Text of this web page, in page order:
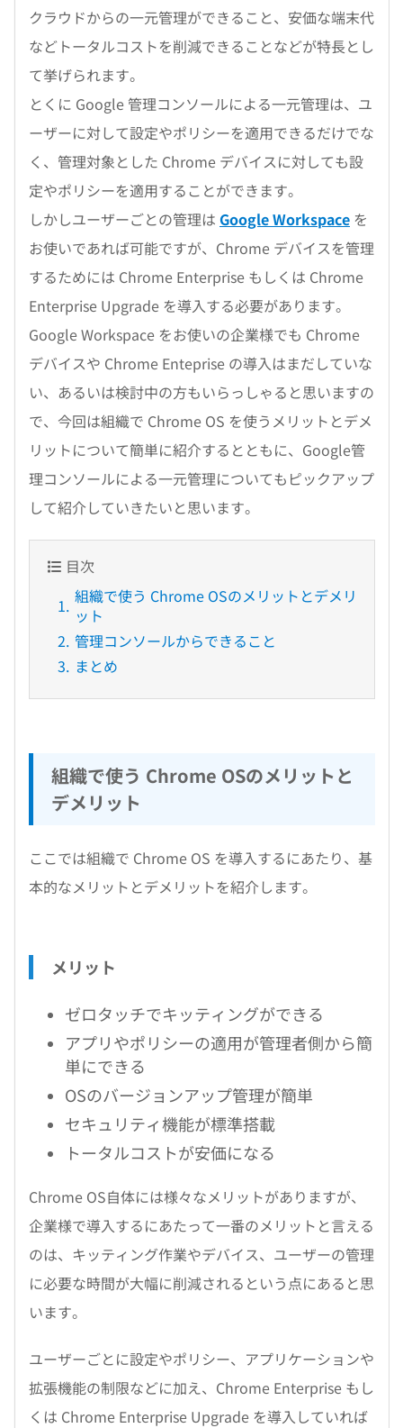
クラウドからの一元管理ができること、安価な端末代
などトータルコストを削減できることなどが特長とし
て挙げられます。
とくに Google 管理コンソールによる一元管理は、ユ
ーザーに対して設定やポリシーを適用できるだけでな
く、管理対象とした Chrome デバイスに対しても設
定やポリシーを適用することができます。
しかしユーザーごとの管理は Google Workspace を
お使いであれば可能ですが、Chrome デバイスを管理
するためには Chrome Enterprise もしくは Chrome
Enterprise Upgrade を導入する必要があります。
Google Workspace をお使いの企業様でも Chrome
デバイスや Chrome Enteprise の導入はまだしていな
い、あるいは検討中の方もいらっしゃると思いますの
で、今回は組織で Chrome OS を使うメリットとデメ
リットについて簡単に紹介するとともに、Google管
理コンソールによる一元管理についてもピックアップ
して紹介していきたいと思います。
目次
組織で使う Chrome OSのメリットとデメリ
ット
管理コンソールからできること
まとめ
組織で使う Chrome OSのメリットと
デメリット
ここでは組織で Chrome OS を導入するにあたり、基
本的なメリットとデメリットを紹介します。
メリット
ゼロタッチでキッティングができる
アプリやポリシーの適用が管理者側から簡
単にできる
OSのバージョンアップ管理が簡単
セキュリティ機能が標準搭載
トータルコストが安価になる
Chrome OS自体には様々なメリットがありますが、
企業様で導入するにあたって一番のメリットと言える
のは、キッティング作業やデバイス、ユーザーの管理
に必要な時間が大幅に削減されるという点にあると思
います。
ユーザーごとに設定やポリシー、アプリケーションや
拡張機能の制限などに加え、Chrome Enterprise もし
くは Chrome Enterprise Upgrade を導入していれば